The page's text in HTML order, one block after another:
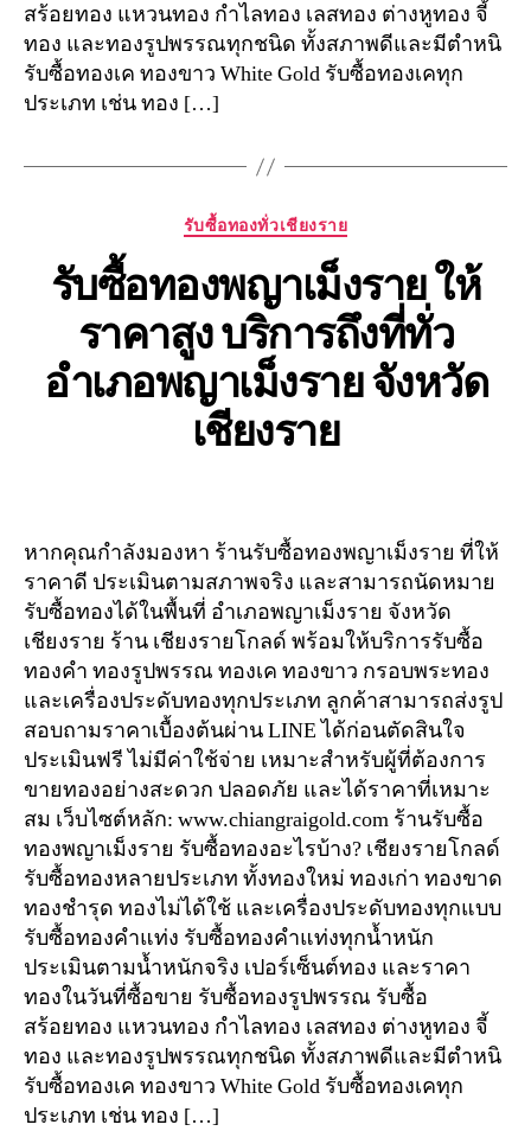
สร้อยทอง แหวนทอง กำไลทอง เลสทอง ต่างหูทอง จี้
ทอง และทองรูปพรรณทุกชนิด ทั้งสภาพดีและมีตำหนิ
รับซื้อทองเค ทองขาว White Gold รับซื้อทองเคทุก
ประเภท เช่น ทอง […]
Categories
รับซื้อทองทั่วเชียงราย
รับซื้อทองพญาเม็งราย ให้
ราคาสูง บริการถึงที่ทั่ว
อำเภอพญาเม็งราย จังหวัด
เชียงราย
หากคุณกำลังมองหา ร้านรับซื้อทองพญาเม็งราย ที่ให้
ราคาดี ประเมินตามสภาพจริง และสามารถนัดหมาย
รับซื้อทองได้ในพื้นที่ อำเภอพญาเม็งราย จังหวัด
เชียงราย ร้าน เชียงรายโกลด์ พร้อมให้บริการรับซื้อ
ทองคำ ทองรูปพรรณ ทองเค ทองขาว กรอบพระทอง
และเครื่องประดับทองทุกประเภท ลูกค้าสามารถส่งรูป
สอบถามราคาเบื้องต้นผ่าน LINE ได้ก่อนตัดสินใจ
ประเมินฟรี ไม่มีค่าใช้จ่าย เหมาะสำหรับผู้ที่ต้องการ
ขายทองอย่างสะดวก ปลอดภัย และได้ราคาที่เหมาะ
สม เว็บไซต์หลัก: www.chiangraigold.com ร้านรับซื้อ
ทองพญาเม็งราย รับซื้อทองอะไรบ้าง? เชียงรายโกลด์
รับซื้อทองหลายประเภท ทั้งทองใหม่ ทองเก่า ทองขาด
ทองชำรุด ทองไม่ได้ใช้ และเครื่องประดับทองทุกแบบ
รับซื้อทองคำแท่ง รับซื้อทองคำแท่งทุกน้ำหนัก
ประเมินตามน้ำหนักจริง เปอร์เซ็นต์ทอง และราคา
ทองในวันที่ซื้อขาย รับซื้อทองรูปพรรณ รับซื้อ
สร้อยทอง แหวนทอง กำไลทอง เลสทอง ต่างหูทอง จี้
ทอง และทองรูปพรรณทุกชนิด ทั้งสภาพดีและมีตำหนิ
รับซื้อทองเค ทองขาว White Gold รับซื้อทองเคทุก
ประเภท เช่น ทอง […]